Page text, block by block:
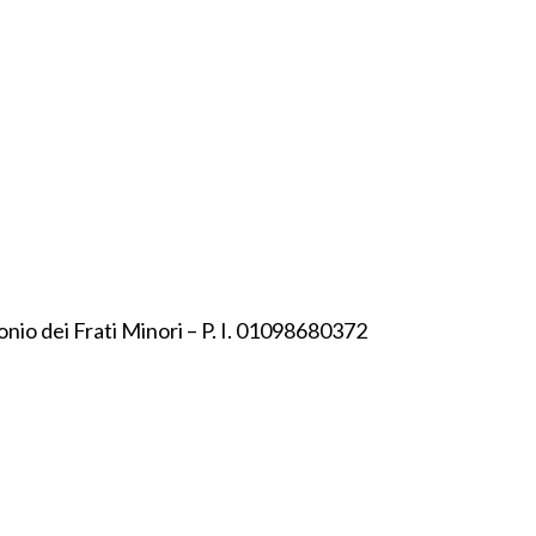
dei Frati Minori – P. I. 01098680372